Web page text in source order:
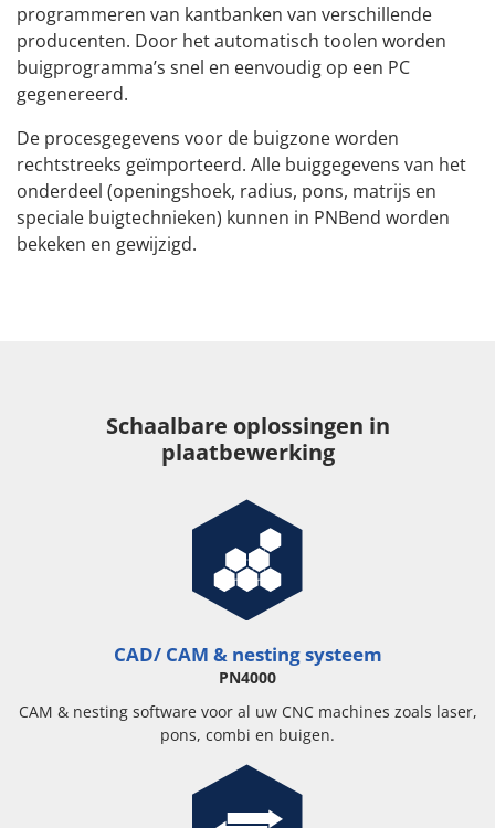
programmeren van kantbanken van verschillende
producenten. Door het automatisch toolen worden
buigprogramma’s snel en eenvoudig op een PC
gegenereerd.
De procesgegevens voor de buigzone worden
rechtstreeks geïmporteerd. Alle buiggegevens van het
onderdeel (openingshoek, radius, pons, matrijs en
speciale buigtechnieken) kunnen in PNBend worden
bekeken en gewijzigd.
Schaalbare oplossingen in
plaatbewerking
CAD/ CAM & nesting systeem
PN4000
CAM & nesting software voor al uw CNC machines zoals laser,
pons, combi en buigen.